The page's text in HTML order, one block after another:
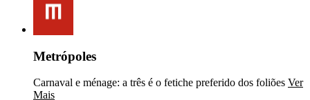
Metrópoles
Carnaval e ménage: a três é o fetiche preferido dos foliões Ver
Mais